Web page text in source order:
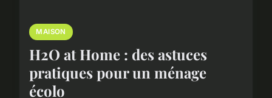
MAISON
H2O at Home : des astuces
pratiques pour un ménage
écolo